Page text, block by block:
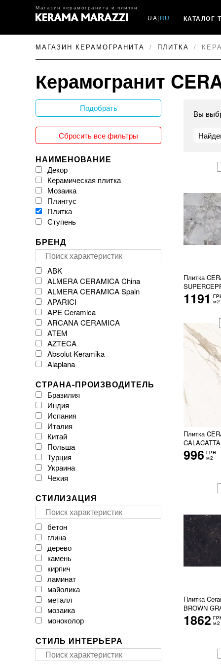
Магазин керамогранита и плитки
UA| RU КАТАЛОГ
МАГАЗИН КЕРАМОГРАНИТА ПЛИТКА
Керамогранит
Вы
Плитка
1191 м2
Плитка
996 ГРН
м2
Плитка
BROWN
1862 м2
Подобрать
Сбросить все фильтры
НАИМЕНОВАНИЕ
Декор
Керамическая плитка
Мозаика
Плинтус
Плитка
Ступень
БРЕНД
ABK
ALMERA CERAMICA China
ALMERA CERAMICA Spain
APARICI
APE Ceramica
ARCANA CERAMICA
ATEM
AZTECA
Absolut Keramika
Alaplana
Arklam
Atlas Concorde
Atrium
Azulejos Benadresa
BESTILE
Baldocer
CAESAR
CASA CERAMICA
CERACASA CERAMICA
CERAMA MARKET
CERAMICHE BRENNERO
CasaInfinita
Ceramica Santa Claus
Ceramika Color
Ceramika Gres
Ceramika Konskie
Cerpa
Cerrad
Cersanit
Cicogres
Click Ceramica
Cristal Ceramica
Dual Gres
EXAGRES
Ecoceramic
СТРАНА-ПРОИЗВОДИТЕЛЬ
Бразилия
Индия
Испания
Италия
Китай
Польша
Турция
Украина
Чехия
СТИЛИЗАЦИЯ
бетон
глина
дерево
камень
кирпич
ламинат
майолика
металл
мозаика
моноколор
оникс
паркет
пэчворк
СТИЛЬ ИНТЕРЬЕРА